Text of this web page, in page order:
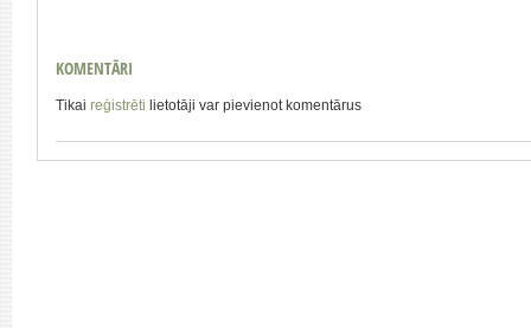
KOMENTĀRI
Tikai reģistrēti lietotāji var pievienot komentārus